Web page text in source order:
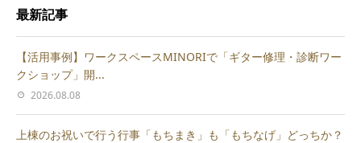
最新記事
【活用事例】ワークスペースMINORIで「ギター修理・診断ワー
クショップ」開...
2026.08.08
上棟のお祝いで行う行事「もちまき」も「もちなげ」どっちか？